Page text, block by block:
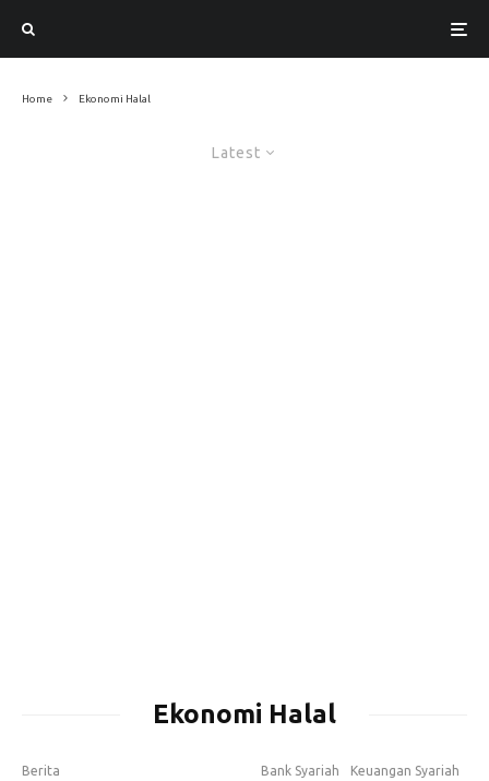
Home Ekonomi Halal
Latest
Ekonomi Halal
Berita Bank Syariah Keuangan Syariah